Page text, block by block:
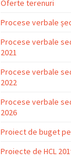
Oferte terenuri
Procese verbale
Procese verbale
2021
Procese verbale
2022
Procese verbale
2026
Proiect de buget pe
Proiecte de HCL